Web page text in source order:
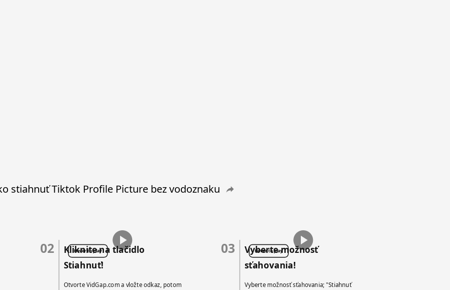
stiahnuť Tiktok Profile Picture bez vodoznaku
02 Hover to play
Kliknite na tlačidlo
Stiahnuť!
Otvorte VidGap.com a vložte odkaz, potom
03 Hover to play
Vyberte možnosť
sťahovania!
Vyberte možnosť sťahovania; "Stiahnuť